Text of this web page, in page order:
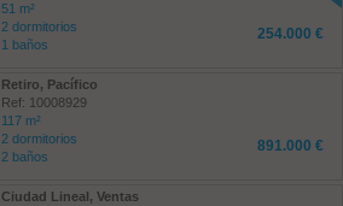
51 m²
2 dormitorios
1 baños
254.000 €
Retiro, Pacífico
Ref: 10008929
117 m²
2 dormitorios
2 baños
891.000 €
Ciudad Lineal, Ventas